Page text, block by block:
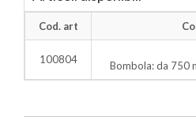
Cod. art
100804 Bombola: da 750